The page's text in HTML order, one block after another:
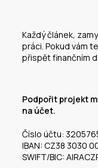
Každý článek,
práci. Pokud vám
přispět finančním
Podpořit projekt
na účet.
Číslo účtu:
IBAN: CZ38 3030
SWIFT/BIC: